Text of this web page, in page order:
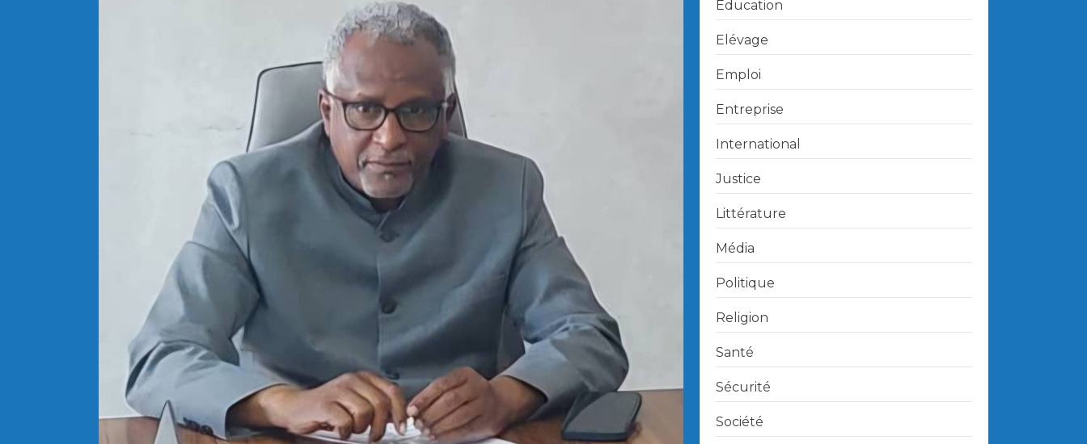
Education
Elévage
Emploi
Entreprise
International
Justice
Littérature
Média
Politique
Religion
Santé
Sécurité
Société